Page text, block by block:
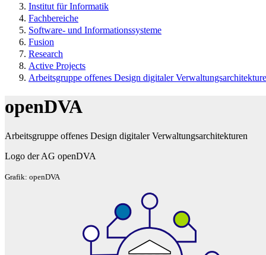
Institut für Informatik
Fachbereiche
Software- und Informationssysteme
Fusion
Research
Active Projects
Arbeitsgruppe offenes Design digitaler
openDVA
Arbeitsgruppe offenes Design digitaler Verwaltungsarchitekturen
Logo der AG openDVA
Grafik: openDVA